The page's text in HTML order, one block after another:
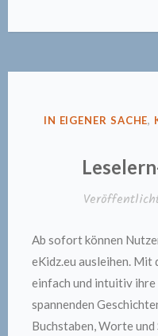
VERÖFFENTLICHT
IN EIGENER SACHE,
Ab sofort können
eKidz.eu ausleihen.
einfach und intuitiv
spannenden
Buchstaben, Worte und